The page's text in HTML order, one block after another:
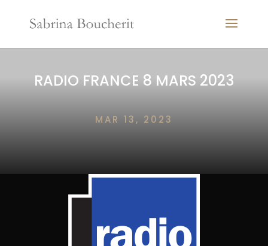
RADIO FRANCE 8 MARS 2023
MAR 13, 2023